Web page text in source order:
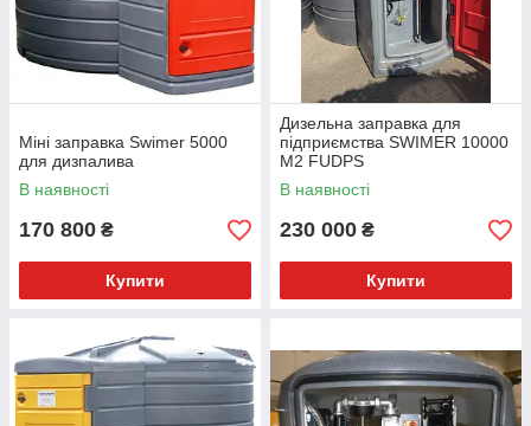
Міні заправка Swimer 5000
для дизпалива
В наявності
170 800 ₴
Купити
Дизельна заправка для
підприємства SWIMER 10000
M2 FUDPS
В наявності
230 000 ₴
Купити